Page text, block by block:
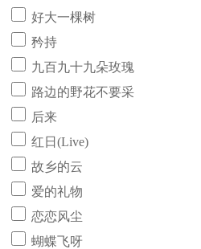
好大一棵树
矜持
九百九十九朵玫瑰
路边的野花不要采
后来
红日(Live)
故乡的云
爱的礼物
恋恋风尘
蝴蝶飞呀